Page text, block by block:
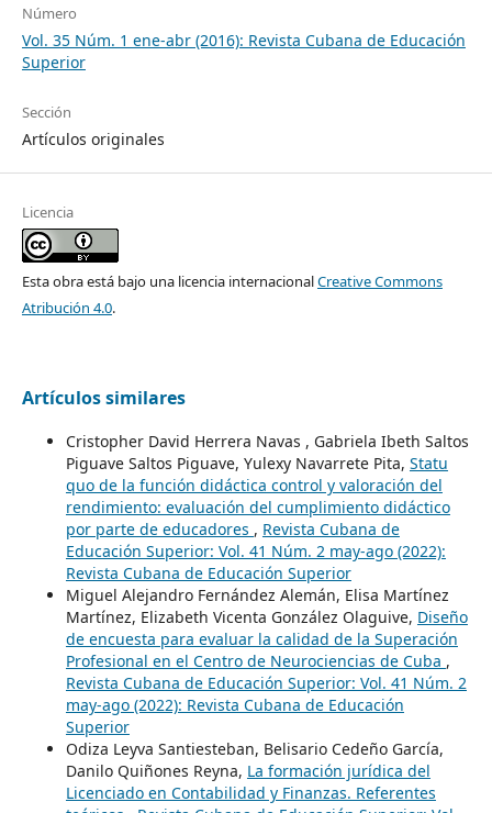
Número
Vol. 35 Núm. 1 ene-abr (2016): Revista Cubana de Educación
Superior
Sección
Artículos originales
Licencia
Esta obra está bajo una licencia internacionalCreative Commons
Atribución 4.0.
Artículos similares
Cristopher David Herrera Navas , Gabriela Ibeth Saltos
Piguave Saltos Piguave, Yulexy Navarrete Pita, Statu
quo de la función didáctica control y valoración del
rendimiento: evaluación del cumplimiento didáctico
por parte de educadores , Revista Cubana de
Educación Superior: Vol. 41 Núm. 2 may-ago (2022):
Revista Cubana de Educación Superior
Miguel Alejandro Fernández Alemán, Elisa Martínez
Martínez, Elizabeth Vicenta González Olaguive, Diseño
de encuesta para evaluar la calidad de la Superación
Profesional en el Centro de Neurociencias de Cuba ,
Revista Cubana de Educación Superior: Vol. 41 Núm. 2
may-ago (2022): Revista Cubana de Educación
Superior
Odiza Leyva Santiesteban, Belisario Cedeño García,
Danilo Quiñones Reyna, La formación jurídica del
Licenciado en Contabilidad y Finanzas. Referentes